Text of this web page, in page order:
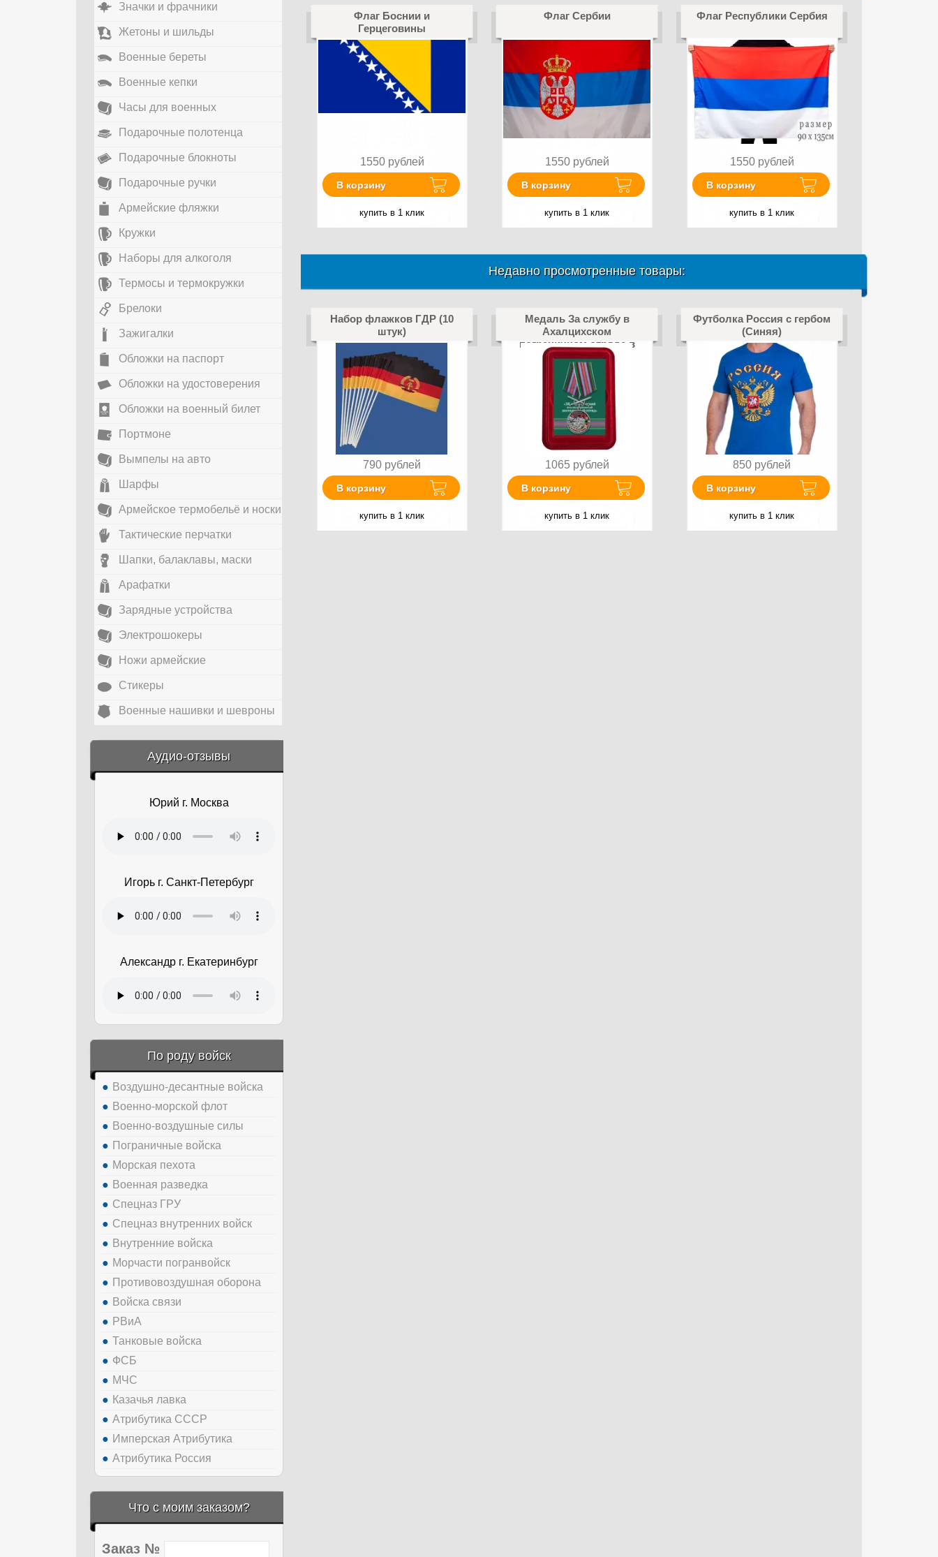
Флаг Боснии и
Герцеговины
1550 рублей
В корзину
купить в 1 клик
Флаг Сербии
1550 рублей
В корзину
купить в 1 клик
Флаг Республики Сербия
1550 рублей
В корзину
купить в 1 клик
Недавно просмотренные товары:
Набор флажков ГДР (10
штук)
790 рублей
В корзину
купить в 1 клик
Медаль За службу в
Ахалцихском
пограничном отряде в
наградной коробке с
удостоверением в
комплекте
1065 рублей
В корзину
купить в 1 клик
Футболка Россия с гербом
(Синяя)
850 рублей
В корзину
купить в 1 клик
Значки и фрачники
Жетоны и шильды
Военные береты
Военные кепки
Часы для военных
Подарочные полотенца
Подарочные блокноты
Подарочные ручки
Армейские фляжки
Кружки
Наборы для алкоголя
Термосы и термокружки
Брелоки
Зажигалки
Обложки на паспорт
Обложки на удостоверения
Обложки на военный билет
Портмоне
Вымпелы на авто
Шарфы
Армейское термобельё и носки
Тактические перчатки
Шапки, балаклавы, маски
Арафатки
Зарядные устройства
Электрошокеры
Ножи армейские
Стикеры
Военные нашивки и шевроны
Аудио-отзывы
&amp;nbsp;
Юрий г. Москва
Игорь г. Санкт-Петербург
Александр г. Екатеринбург
По роду войск
Воздушно-десантные войска
Военно-морской флот
Военно-воздушные силы
Пограничные войска
Морская пехота
Военная разведка
Спецназ ГРУ
Спецназ внутренних войск
Внутренние войска
Морчасти погранвойск
Противовоздушная оборона
Войска связи
РВиА
Танковые войска
ФСБ
МЧС
Казачья лавка
Атрибутика СССР
Имперская Атрибутика
Атрибутика Россия
Что с моим заказом?
Заказ №